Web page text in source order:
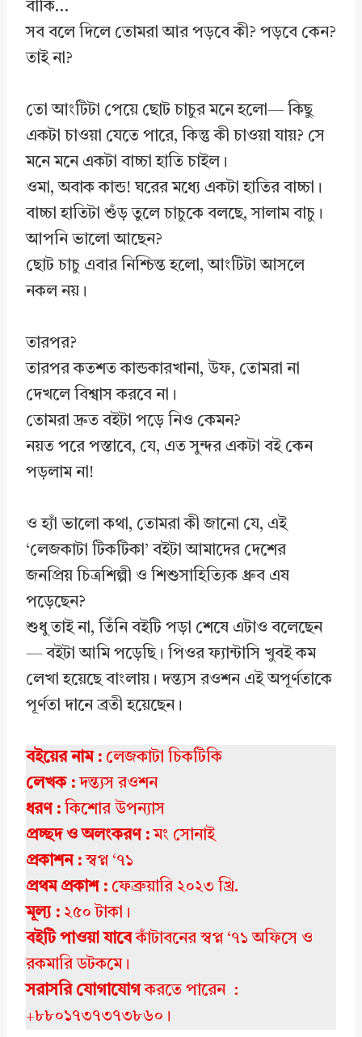
বাকি…
সব বলে দিলে তোমরা আর পড়বে কী? পড়বে কেন?
তাই না?
তো আংটিটা পেয়ে ছোট চাচুর মনে হলো— কিছু
একটা চাওয়া যেতে পারে, কিন্তু কী চাওয়া যায়? সে
মনে মনে একটা বাচ্চা হাতি চাইল।
ওমা, অবাক কান্ড! ঘরের মধ্যে একটা হাতির বাচ্চা।
বাচ্চা হাতিটা শুঁড় তুলে চাচুকে বলছে, সালাম বাচু।
আপনি ভালো আছেন?
ছোট চাচু এবার নিশ্চিন্ত হলো, আংটিটা আসলে
নকল নয়।
তারপর?
তারপর কতশত কান্ডকারখানা, উফ, তোমরা না
দেখলে বিশ্বাস করবে না।
তোমরা দ্রুত বইটা পড়ে নিও কেমন?
নয়ত পরে পস্তাবে, যে, এত সুন্দর একটা বই কেন
পড়লাম না!
ও হ্যাঁ ভালো কথা, তোমরা কী জানো যে, এই
‘লেজকাটা টিকটিকা’ বইটা আমাদের দেশের
জনপ্রিয় চিত্রশিল্পী ও শিশুসাহিত্যিক ধ্রুব এষ
পড়েছেন?
শুধু তাই না, তিঁনি বইটি পড়া শেষে এটাও বলেছেন
— বইটা আমি পড়েছি। পিওর ফ্যান্টাসি খুবই কম
লেখা হয়েছে বাংলায়। দন্ত্যস রওশন এই অপূর্ণতাকে
পূর্ণতা দানে ব্রতী হয়েছেন।
বইয়ের নাম : লেজকাটা চিকটিকি
লেখক : দন্ত্যস রওশন
ধরণ : কিশোর উপন্যাস
প্রচ্ছদ ও অলংকরণ: মং সোনাই
প্রকাশন : স্বপ্ন ‘৭১
প্রথম প্রকাশ : ফেব্রুয়ারি ২০২৩ খ্রি.
মূল্য : ২৫০ টাকা।
বইটি পাওয়া যাবেকাঁটাবনের স্বপ্ন ‘৭১ অফিসে ও
রকমারি ডটকমে।
সরাসরি যোগাযোগকরতে পারেন :
+৮৮০১৭৩৭৩৭৩৮৬০।